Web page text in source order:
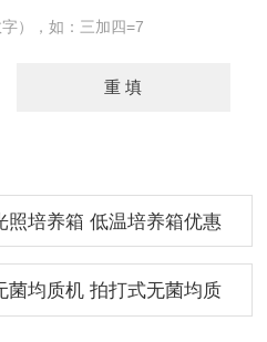
），如：三加四=7
照培养箱 低温培养箱优惠
菌均质机 拍打式无菌均质